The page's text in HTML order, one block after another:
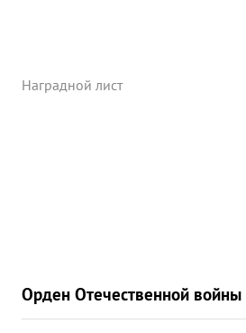
передовых наблюдательных
подразделений бригады и
Наградной лист
Орден Отечественной войны